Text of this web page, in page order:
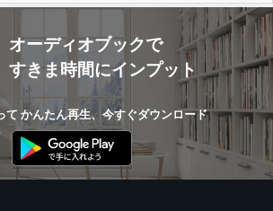
オーディオブックで
すきま時間にインプット
て かんたん再生、今すぐダウンロード